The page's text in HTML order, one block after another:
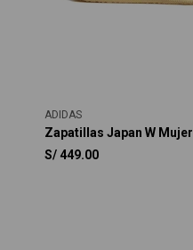
ADIDAS
Zapatillas Japan W Mujer
S/ 449.00